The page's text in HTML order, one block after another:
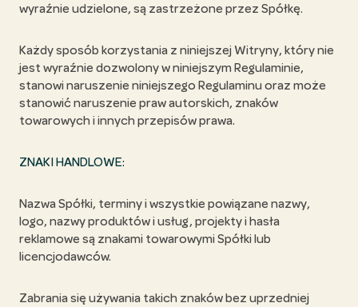
wyraźnie udzielone, są zastrzeżone przez Spółkę.
Każdy sposób korzystania z niniejszej Witryny, który nie
jest wyraźnie dozwolony w niniejszym Regulaminie,
stanowi naruszenie niniejszego Regulaminu oraz może
stanowić naruszenie praw autorskich, znaków
towarowych i innych przepisów prawa.
ZNAKI HANDLOWE:
Nazwa Spółki, terminy i wszystkie powiązane nazwy,
logo, nazwy produktów i usług, projekty i hasła
reklamowe są znakami towarowymi Spółki lub
licencjodawców.
Zabrania się używania takich znaków bez uprzedniej